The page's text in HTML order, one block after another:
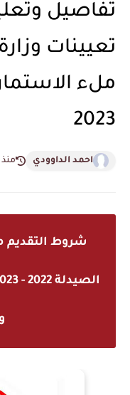
تفاصيل
تعيينات
ملء
2023
احمد الداوودي
شروط التقديم